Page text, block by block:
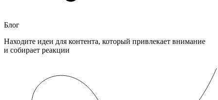
Блог
Находите идеи для контента, который привлекает внимание
и собирает реакции